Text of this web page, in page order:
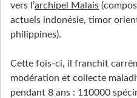
vers l’archipel Malais
actuels indonésie, timor
philippines).
Cette fois-ci, il franchit
modération et collecte
pendant 8 ans : 110000